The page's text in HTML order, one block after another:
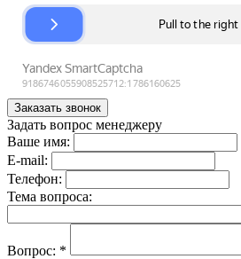
Задать вопрос менеджеру
Ваше имя:
E-mail:
Телефон:
Тема вопроса:
Вопрос: *